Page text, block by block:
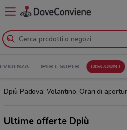
IPER E SUPER DISCOUNT
Dpiù Padova: Volantino, Orari di
Ultime offerte Dpiù